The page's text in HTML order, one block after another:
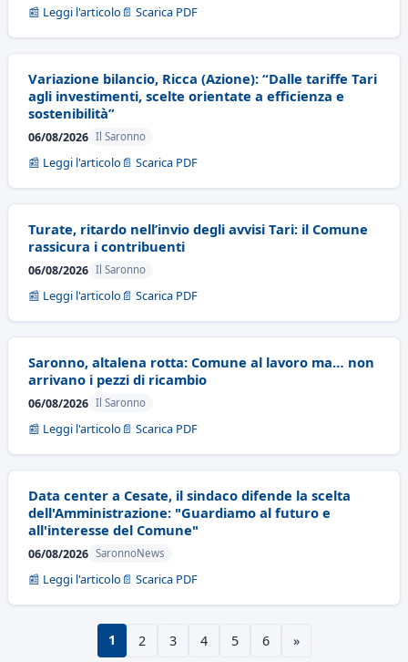
📰 Leggi l'articolo 📄 Scarica PDF
Variazione bilancio, Ricca (Azione): “Dalle tariffe Tari
agli investimenti, scelte orientate a efficienza e
sostenibilità”
06/08/2026 Il Saronno
📰 Leggi l'articolo 📄 Scarica PDF
Turate, ritardo nell’invio degli avvisi Tari: il Comune
rassicura i contribuenti
06/08/2026 Il Saronno
📰 Leggi l'articolo 📄 Scarica PDF
Saronno, altalena rotta: Comune al lavoro ma… non
arrivano i pezzi di ricambio
06/08/2026 Il Saronno
📰 Leggi l'articolo 📄 Scarica PDF
Data center a Cesate, il sindaco difende la scelta
dell'Amministrazione: "Guardiamo al futuro e
all'interesse del Comune"
06/08/2026 SaronnoNews
📰 Leggi l'articolo 📄 Scarica PDF
1 2 3 4 5 6 »